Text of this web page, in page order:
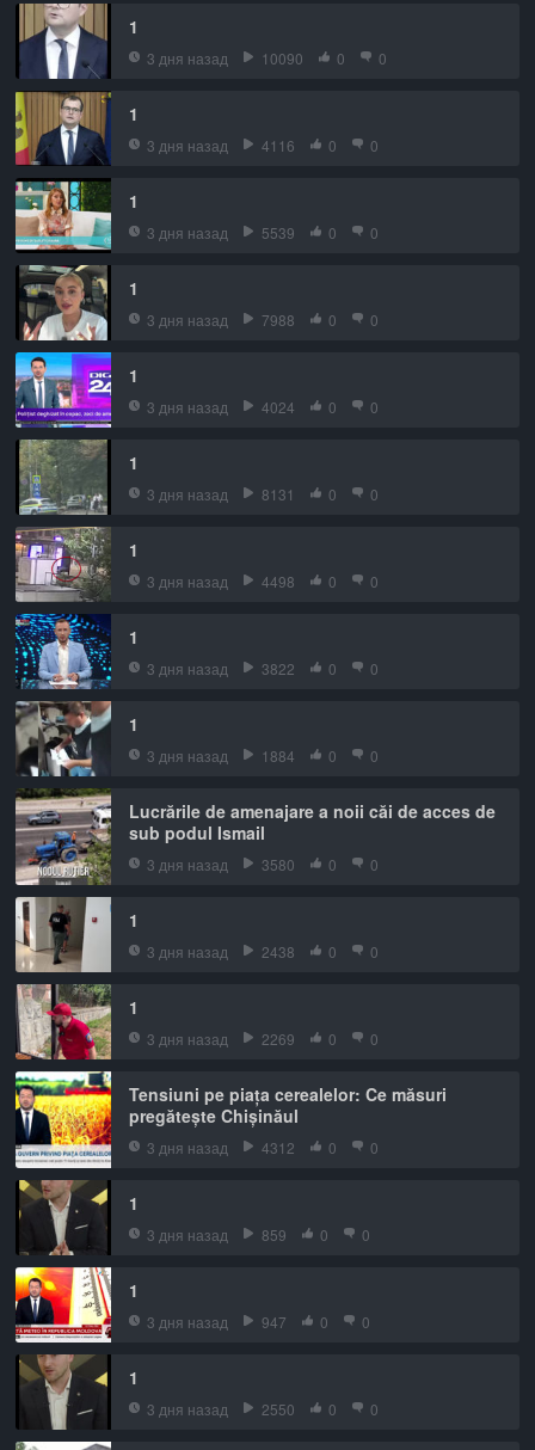
1
3 дня назад 10090 0 0
1
3 дня назад 4116 0 0
1
3 дня назад 5539 0 0
1
3 дня назад 7988 0 0
1
3 дня назад 4024 0 0
1
3 дня назад 8131 0 0
1
3 дня назад 4498 0 0
1
3 дня назад 3822 0 0
1
3 дня назад 1884 0 0
Lucrările de amenajare a noii căi de acces de
sub podul Ismail
3 дня назад 3580 0 0
1
3 дня назад 2438 0 0
1
3 дня назад 2269 0 0
Tensiuni pe piața cerealelor: Ce măsuri
pregătește Chișinăul
3 дня назад 4312 0 0
1
3 дня назад 859 0 0
1
3 дня назад 947 0 0
1
3 дня назад 2550 0 0